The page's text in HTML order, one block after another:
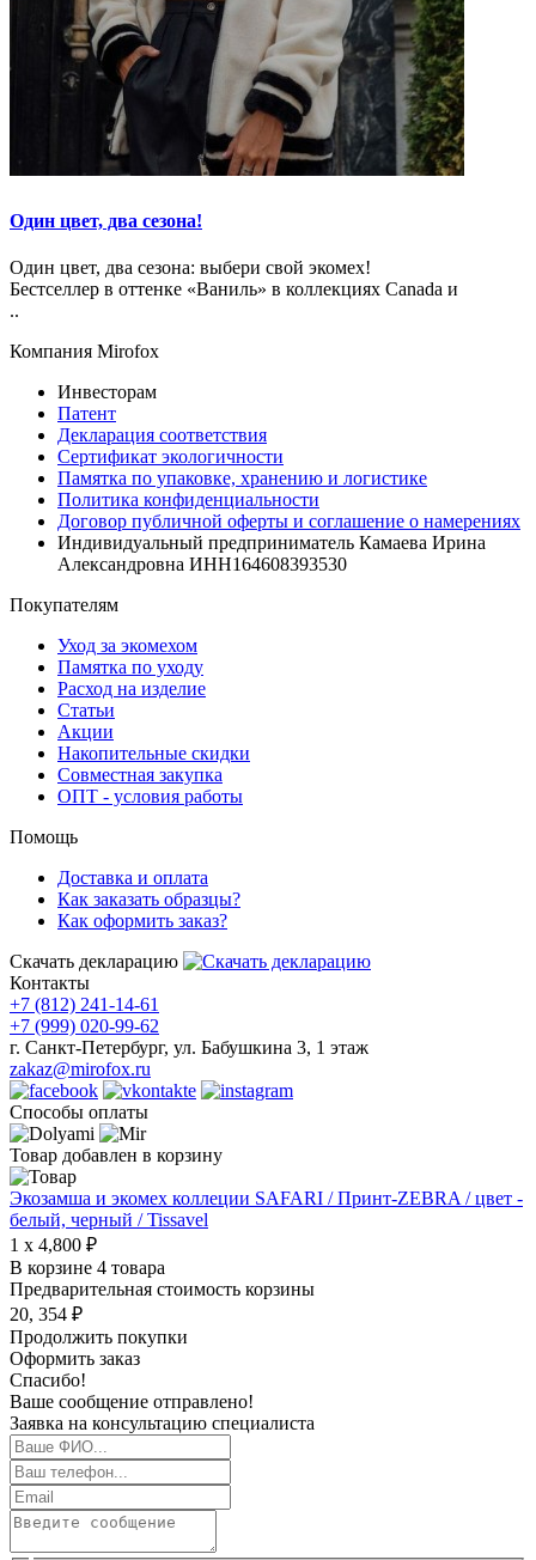
Один цвет, два сезона!
Один цвет, два сезона: выбери свой экомех!
Бестселлер в оттенке «Ваниль» в коллекциях Canada и
..
Компания Mirofox
Инвесторам
Патент
Декларация соответствия
Сертификат экологичности
Памятка по упаковке, хранению и логистике
Политика конфиденциальности
Договор публичной оферты и соглашение о намерениях
Индивидуальный предприниматель Камаева Ирина
Александровна ИНН164608393530
Покупателям
Уход за экомехом
Памятка по уходу
Расход на изделие
Статьи
Акции
Накопительные скидки
Совместная закупка
ОПТ - условия работы
Помощь
Доставка и оплата
Как заказать образцы?
Как оформить заказ?
Скачать декларацию
Контакты
+7 (812) 241-14-61
+7 (999) 020-99-62
г. Санкт-Петербург, ул. Бабушкина 3, 1 этаж
zakaz@mirofox.ru
Способы оплаты
Товар добавлен в корзину
Экозамша и экомех коллеции SAFARI / Принт-ZEBRA / цвет -
белый, черный / Tissavel
1 x 4,800 ₽
В корзине 4 товара
Предварительная стоимость корзины
20, 354 ₽
Продолжить покупки
Оформить заказ
Спасибо!
Ваше сообщение отправлено!
Заявка на консультацию специалиста